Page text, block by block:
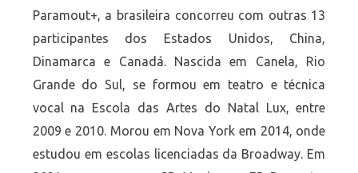
Paramout+, a brasileira concorreu com outras 13
participantes dos Estados Unidos, China,
Dinamarca e Canadá. Nascida em Canela, Rio
Grande do Sul, se formou em teatro e técnica
vocal na Escola das Artes do Natal Lux, entre
2009 e 2010. Morou em Nova York em 2014, onde
estudou em escolas licenciadas da Broadway. Em